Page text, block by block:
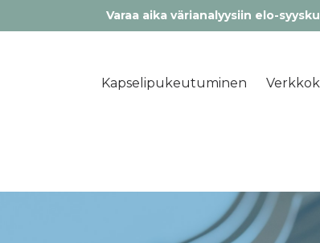
Varaa aika värianalyysiin elo-
Kapselipukeutuminen